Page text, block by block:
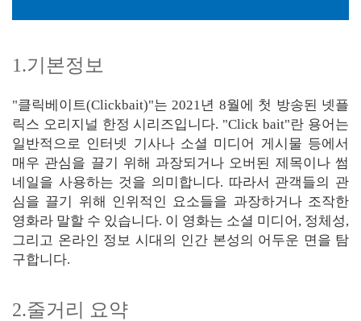
1.기본정보
"클릭베이트(Clickbait)"는 2021년 8월에 첫 방송된 넷플
릭스 오리지널 한정 시리즈입니다. "Click bait"란 용어는
일반적으로 인터넷 기사나 소셜 미디어 게시물 등에서
매우 관심을 끌기 위해 과장되거나 오버된 제목이나 썸
네일을 사용하는 것을 의미합니다. 따라서 관객들의 관
심을 끌기 위해 인위적인 요소들을 과장하거나 조작한
영화라 말할 수 있습니다. 이 영화는 소셜 미디어, 정체성,
그리고 온라인 정보 시대의 인간 본성의 어두운 면을 탐
구합니다.
2.줄거리 요약